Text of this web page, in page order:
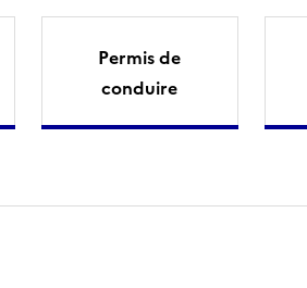
Permis de
conduire